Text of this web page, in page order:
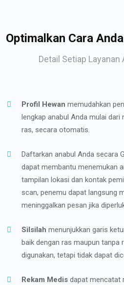
Optimalkan Cara
Detail Setiap Layanan
Profil Hewan memudahkan
lengkap anabul Anda mulai dari
ras, secara otomatis.
Daftarkan anabul Anda secara
dapat membantu menemukan
tampilan lokasi dan kontak
scan, penemu dapat langsung
meninggalkan pesan jika
Silsilah menunjukkan garis
baik dengan ras maupun tanpa
digunakan, tetapi tidak dapat
Rekam Medis dapat mencatat